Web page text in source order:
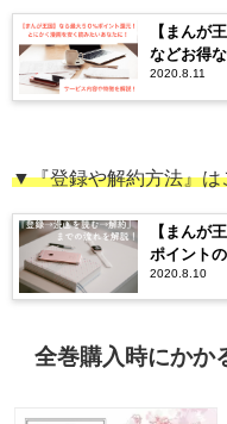
【まんが
などお得
2020.8.11
▼『登録や解約方法』
【まんが
ポイント
2020.8.10
全巻購入時にかか